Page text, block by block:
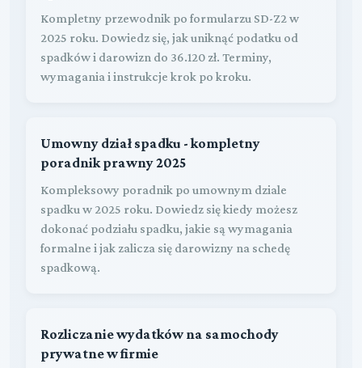
Kompletny przewodnik po formularzu SD-Z2 w
2025 roku. Dowiedz się, jak uniknąć podatku od
spadków i darowizn do 36.120 zł. Terminy,
wymagania i instrukcje krok po kroku.
Umowny dział spadku - kompletny
poradnik prawny 2025
Kompleksowy poradnik po umownym dziale
spadku w 2025 roku. Dowiedz się kiedy możesz
dokonać podziału spadku, jakie są wymagania
formalne i jak zalicza się darowizny na schedę
spadkową.
Rozliczanie wydatków na samochody
prywatne w firmie